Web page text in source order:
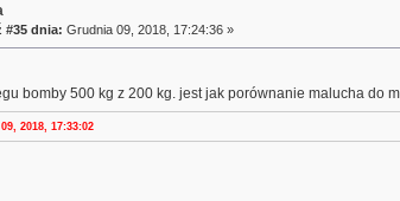
#35 dnia: Grudnia 09, 2018, 17:24:36 »
bomby 500 kg z 200 kg. jest jak porównanie malucha do
2018, 17:33:02